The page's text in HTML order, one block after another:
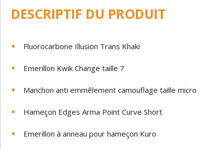
DESCRIPTIF DU PRODUIT
Fluorocarbone Illusion Trans Khaki
Emerillon Kwik Change taille 7
Manchon anti emmêlement camouflage taille micro
Hameçon Edges Arma Point Curve Short
Emerillon à anneau pour hameçon Kuro